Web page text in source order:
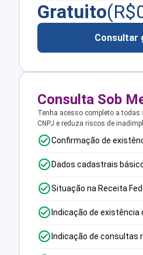
Gratuito(R$
Consultar
Consulta Sob
Tenha acesso completo a
CNPJ e reduza riscos de
Confirmação de
Dados cadastrais
Situação na Receita
Indicação de
Indicação de consultas